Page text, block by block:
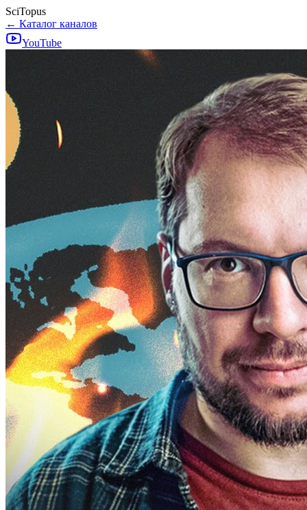
SciTopus
← Каталог каналов
YouTube